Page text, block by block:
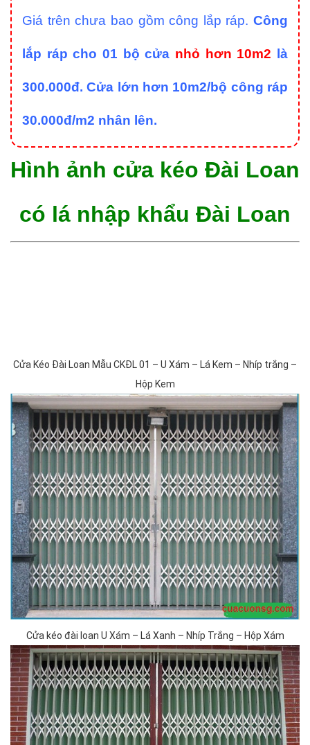
Giá trên chưa bao gồm công lắp ráp. Công
lắp ráp cho 01 bộ cửa nhỏ hơn 10m2 là
300.000đ. Cửa lớn hơn 10m2/bộ công ráp
30.000đ/m2 nhân lên.
Hình ảnh cửa kéo Đài Loan
có lá nhập khẩu Đài Loan
Cửa Kéo Đài Loan Mẫu CKĐL 01 – U Xám – Lá Kem – Nhíp trắng –
Hộp Kem
Cửa kéo đài loan U Xám – Lá Xanh – Nhíp Trắng – Hộp Xám